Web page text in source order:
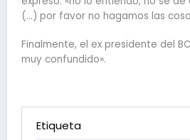
(…) por favor no hagamos las
Finalmente, el ex presidente del
muy confundido».
Etiqueta